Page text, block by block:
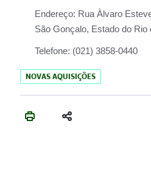
Endereço: Rua Àlvaro
São Gonçalo, Estado do Rio
Telefone: (021) 3858-0440
NOVAS AQUISIÇÕES